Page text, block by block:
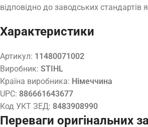
відповідно до заводських стандартів
Характеристики
Артикул: 11480071002
Виробник: STIHL
Країна виробника: Німеччина
UPC: 886661643677
Код УКТ ЗЕД: 8483908990
Переваги оригінальних